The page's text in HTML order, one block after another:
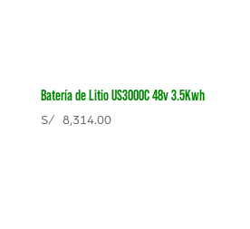
Batería de Litio US3000C 48v 3.5Kwh
S/8,314.00